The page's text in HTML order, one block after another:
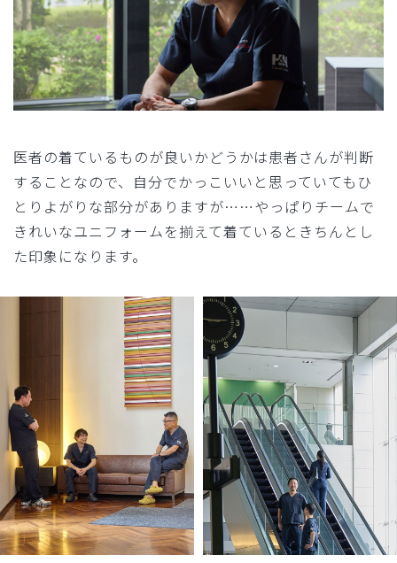
医者の着ているものが良いかどうかは患者さんが判断
することなので、自分でかっこいいと思っていてもひ
とりよがりな部分がありますが……やっぱりチームで
きれいなユニフォームを揃えて着ているときちんとし
た印象になります。